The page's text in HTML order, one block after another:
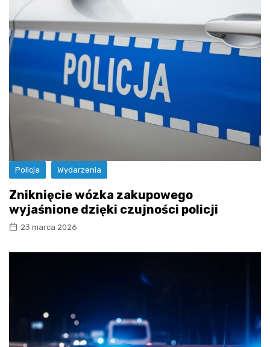
Policja Wydarzenia
Zniknięcie wózka zakupowego
wyjaśnione dzięki czujności policji
23 marca 2026